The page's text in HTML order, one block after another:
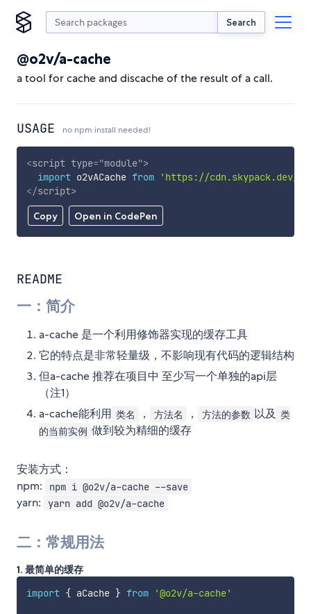
Search
@o2v/a-cache
a tool for cache and discache of the result of a call.
USAGE no npm install needed!
Copy Open in CodePen
<script type="module">
import o2vACache from
'https://cdn.skypack.dev/
</script>
README
一：简介
a-cache 是一个利用修饰器实现的缓存工具
它的特点是非常轻量级，不影响现有代码的逻辑结构
但a-cache 推荐在项目中 至少写一个单独的api层
（注1）
a-cache能利用 类名 ， 方法名 ， 方法的参数 以及 类
的当前实例 做到较为精细的缓存
安装方式：
npm:
npm i @o2v/a-cache --save
yarn: yarn add @o2v/a-cache
二：常规用法
1. 最简单的缓存
import { aCache } from '@o2v/a-cache'